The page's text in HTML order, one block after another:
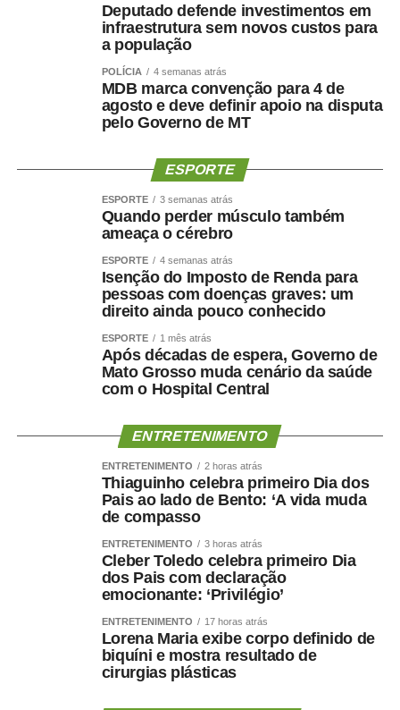
Deputado defende investimentos em
infraestrutura sem novos custos para
a população
POLÍCIA 4 semanas atrás
MDB marca convenção para 4 de
agosto e deve definir apoio na disputa
pelo Governo de MT
ESPORTE
ESPORTE 3 semanas atrás
Quando perder músculo também
ameaça o cérebro
ESPORTE 4 semanas atrás
Isenção do Imposto de Renda para
pessoas com doenças graves: um
direito ainda pouco conhecido
ESPORTE 1 mês atrás
Após décadas de espera, Governo de
Mato Grosso muda cenário da saúde
com o Hospital Central
ENTRETENIMENTO
ENTRETENIMENTO 2 horas atrás
Thiaguinho celebra primeiro Dia dos
Pais ao lado de Bento: ‘A vida muda
de compasso
ENTRETENIMENTO 3 horas atrás
Cleber Toledo celebra primeiro Dia
dos Pais com declaração
emocionante: ‘Privilégio’
ENTRETENIMENTO 17 horas atrás
Lorena Maria exibe corpo definido de
biquíni e mostra resultado de
cirurgias plásticas